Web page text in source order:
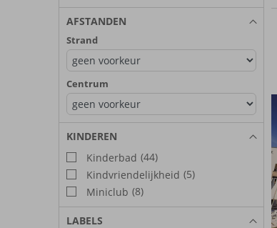
AFSTANDEN
Strand
Centrum
KINDEREN
Kinderbad (44)
Kindvriendelijkheid (5)
Miniclub (8)
LABELS